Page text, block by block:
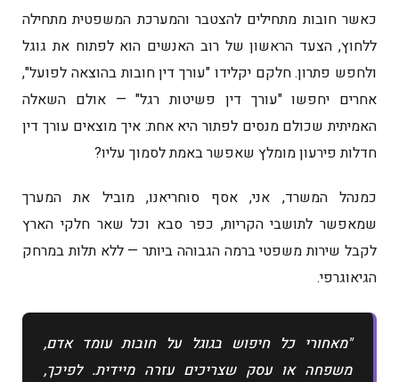
כאשר חובות מתחילים להצטבר והמערכת המשפטית מתחילה
ללחוץ, הצעד הראשון של רוב האנשים הוא לפתוח את גוגל
ולחפש פתרון. חלקם יקלידו "עורך דין חובות בהוצאה לפועל",
אחרים יחפשו "עורך דין פשיטות רגל" — אולם השאלה
האמיתית שכולם מנסים לפתור היא אחת: איך מוצאים עורך דין
חדלות פירעון מומלץ שאפשר באמת לסמוך עליו?
כמנהל המשרד, אני, אסף סוחריאנו, מוביל את המערך
שמאפשר לתושבי הקריות, כפר סבא וכל שאר חלקי הארץ
לקבל שירות משפטי ברמה הגבוהה ביותר — ללא תלות במרחק
הגיאוגרפי.
"מאחורי כל חיפוש בגוגל על חובות עומד אדם,
משפחה או עסק שצריכים עזרה מיידית. לפיכך,